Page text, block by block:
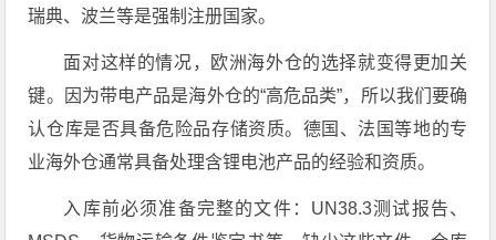
瑞典、波兰等是强制注册国家。
面对这样的情况，欧洲海外仓的选择就变得更加关
键。因为带电产品是海外仓的“高危品类”，所以我们要确
认仓库是否具备危险品存储资质。德国、法国等地的专
业海外仓通常具备处理含锂电池产品的经验和资质。
入库前必须准备完整的文件：UN38.3测试报告、